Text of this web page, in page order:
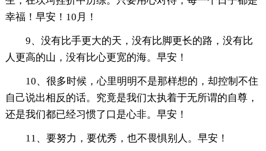
幸福！早安！10月！
9、没有比手更大的天，没有比脚更长的路，没有比
人更高的山，没有比心更宽的海。早安！
10、很多时候，心里明明不是那样想的，却控制不住
自己说出相反的话。究竟是我们太执着于无所谓的自尊，
还是我们都已经习惯了口是心非。早安！
11、要努力，要优秀，也不畏惧别人。早安！